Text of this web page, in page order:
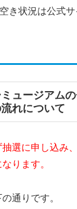
き状況は公式サ
ュージアム
れについて
抽選に申し込み
ります。
通りです。